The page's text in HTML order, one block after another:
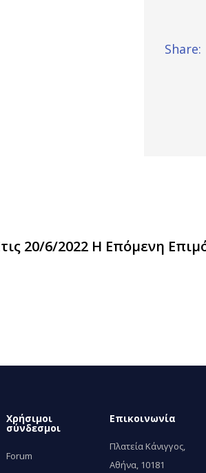
Share:
Χρήσιμοι
σύνδεσμοι
Forum
Επικοινωνία
Πλατεία Κάνιγγος,
Αθήνα, 10181